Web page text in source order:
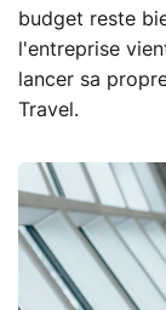
budget reste
l'entreprise
lancer sa
Travel.